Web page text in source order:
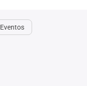
Eventos